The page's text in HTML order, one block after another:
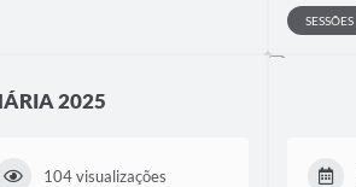
SESSÕES
2025
104 visualizações